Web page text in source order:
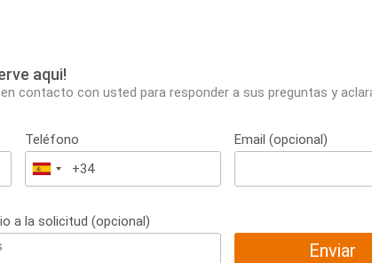
aqui!
contacto con usted para responder a sus preguntas y
Teléfono
España
+34
Email (opcional)
a la solicitud (opcional)
Enviar